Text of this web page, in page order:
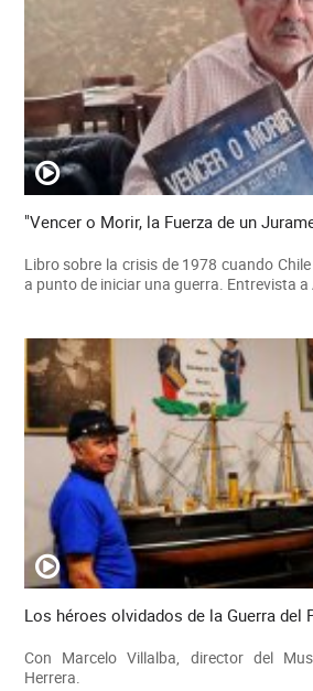
"Vencer o Morir, la Fuerza de un
Libro sobre la crisis de 1978 cuando
a punto de iniciar una guerra. Entrevista a
Los héroes olvidados de la Guerra del
Con Marcelo Villalba, director del
Herrera.